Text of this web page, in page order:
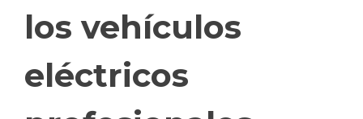
los vehículos
eléctricos